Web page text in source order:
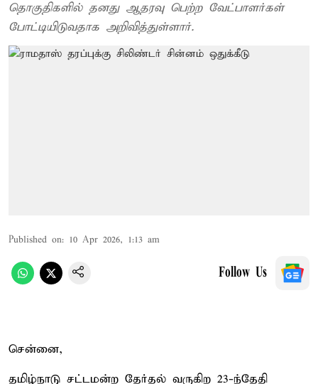
தொகுதிகளில் தனது ஆதரவு பெற்ற வேட்பாளர்கள்
போட்டியிடுவதாக அறிவித்துள்ளார்.
Published on: 10 Apr 2026, 1:13 am
Follow Us
சென்னை,
தமிழ்நாடு சட்டமன்ற தேர்தல் வருகிற 23-ந்தேதி